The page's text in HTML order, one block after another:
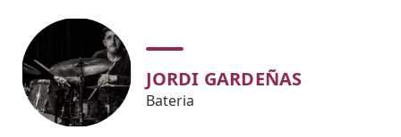
JORDI GARDEÑAS
Bateria